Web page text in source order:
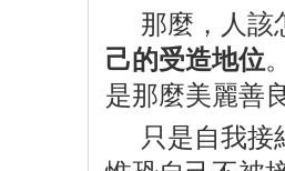
那麼，人該
己的受造地位
是那麼美麗善
只是自我